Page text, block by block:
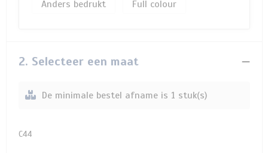
Anders bedrukt
Full colour
2. Selecteer een maat
De minimale bestel afname is 1 stuk(s)
C44